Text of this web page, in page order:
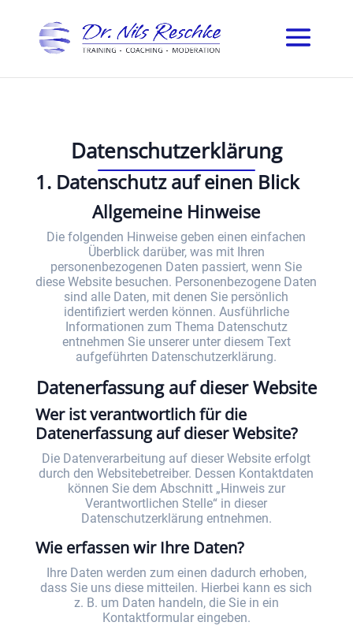
Datenschutz­erklärung
1. Datenschutz auf einen Blick
Allgemeine Hinweise
Die folgenden Hinweise geben einen einfachen
Überblick darüber, was mit Ihren
personenbezogenen Daten passiert, wenn Sie
diese Website besuchen. Personenbezogene Daten
sind alle Daten, mit denen Sie persönlich
identifiziert werden können. Ausführliche
Informationen zum Thema Datenschutz
entnehmen Sie unserer unter diesem Text
aufgeführten Datenschutzerklärung.
Datenerfassung auf dieser Website
Wer ist verantwortlich für die
Datenerfassung auf dieser Website?
Die Datenverarbeitung auf dieser Website erfolgt
durch den Websitebetreiber. Dessen Kontaktdaten
können Sie dem Abschnitt „Hinweis zur
Verantwortlichen Stelle“ in dieser
Datenschutzerklärung entnehmen.
Wie erfassen wir Ihre Daten?
Ihre Daten werden zum einen dadurch erhoben,
dass Sie uns diese mitteilen. Hierbei kann es sich
z. B. um Daten handeln, die Sie in ein
Kontaktformular eingeben.